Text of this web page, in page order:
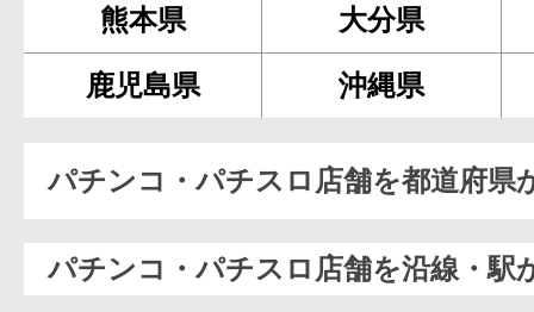
熊本県 大分県
鹿児島県 沖縄県
パチンコ・パチスロ店舗を都道府県
パチンコ・パチスロ店舗を沿線・駅